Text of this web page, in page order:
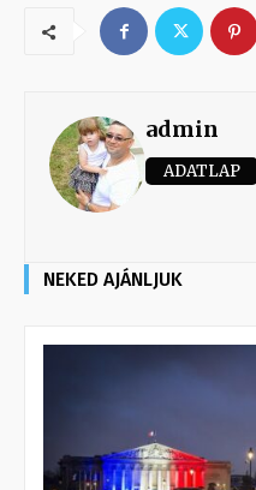
admin
ADATLAP
NEKED AJÁNLJUK